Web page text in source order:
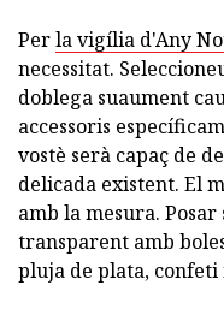
Perla vigília d'Any
necessitat.
doblega suaument
accessoris
vostè serà capaç de
delicada existent. El
amb la mesura.
transparent amb
pluja de plata,